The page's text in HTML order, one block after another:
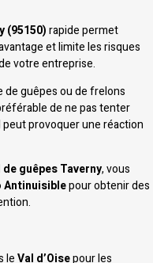
(95150)rapide permet
et limite les risques
votre entreprise.
guêpes ou de frelons
de ne pas tenter
peut provoquer une réaction
guêpes Taverny, vous
Antinuisiblepour obtenir des
leVal d’Oisepour les